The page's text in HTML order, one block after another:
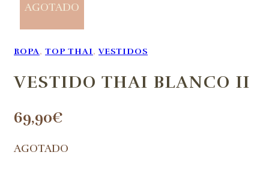
AGOTADO
ROPA, TOP THAI,VESTIDOS
VESTIDO THAI BLANCO II
69,90€
AGOTADO